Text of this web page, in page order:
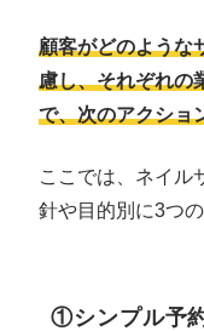
顧客がどのような
慮し、それぞれの
で、次のアクショ
ここでは、ネイル
針や目的別に3つ
①シンプル予